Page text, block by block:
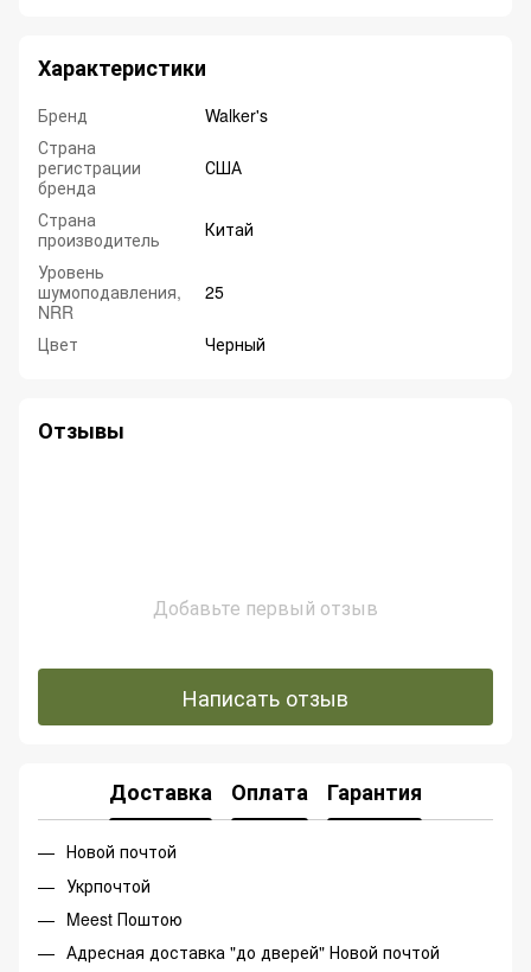
Характеристики
Бренд
Walker's
Страна
регистрации
бренда
США
Страна
производитель
Китай
Уровень
шумоподавления,
NRR
25
Цвет Черный
Отзывы
Добавьте первый отзыв
Написать отзыв
Доставка Оплата Гарантия
Новой почтой
Укрпочтой
Meest Поштою
Адресная доставка "до дверей" Новой почтой